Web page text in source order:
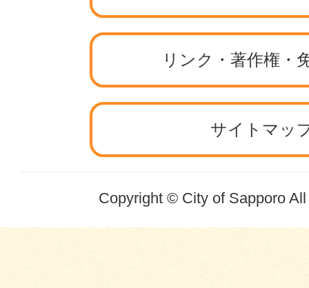
リンク・著作権・
サイトマッ
Copyright © City of Sapporo